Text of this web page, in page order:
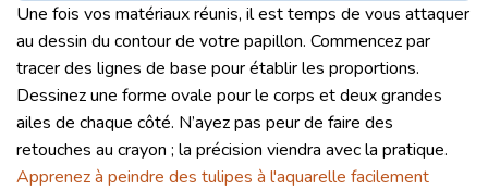
Une fois vos matériaux réunis, il est temps de vous attaquer
au dessin du contour de votre papillon. Commencez par
tracer des lignes de base pour établir les proportions.
Dessinez une forme ovale pour le corps et deux grandes
ailes de chaque côté. N’ayez pas peur de faire des
retouches au crayon ; la précision viendra avec la pratique.
Apprenez à peindre des tulipes à l'aquarelle facilement